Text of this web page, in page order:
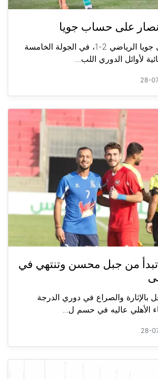
على حساب جويا
فوز الأنصار على جويا الرياضي 2-1، في الجولة الخامسة
لأوائل الدوري اللب...
28-
تبدأ من جبل محسن وتنتهي في
بالإثارة والصراع في دوري الدرجة
الأهلي عاليه في حسم ل...
28-